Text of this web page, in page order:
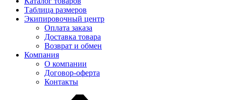
Таблица размеров
Экипировочный центр
Оплата заказа
Доставка товара
Возврат и обмен
Компания
О компании
Договор-оферта
Контакты